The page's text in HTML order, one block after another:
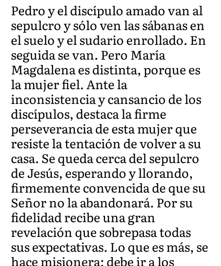
Pedro y el discípulo amado van al
sepulcro y sólo ven las sábanas en
el suelo y el sudario enrollado. En
seguida se van. Pero María
Magdalena es distinta, porque es
la mujer fiel. Ante la
inconsistencia y cansancio de los
discípulos, destaca la firme
perseverancia de esta mujer que
resiste la tentación de volver a su
casa. Se queda cerca del sepulcro
de Jesús, esperando y llorando,
firmemente convencida de que su
Señor no la abandonará. Por su
fidelidad recibe una gran
revelación que sobrepasa todas
sus expectativas. Lo que es más, se
hace misionera: debe ir a los